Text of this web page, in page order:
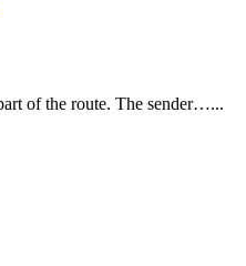
of the route. The sender…...